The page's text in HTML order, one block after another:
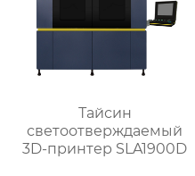
Тайсин
светоотверждаемый
3D-принтер SLA1900D